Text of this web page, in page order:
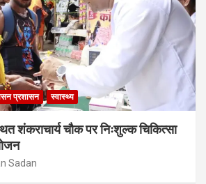
प्रशासन स्वास्थ्य
शंकराचार्य चौक पर निःशुल्क चिकित्सा
Sadan